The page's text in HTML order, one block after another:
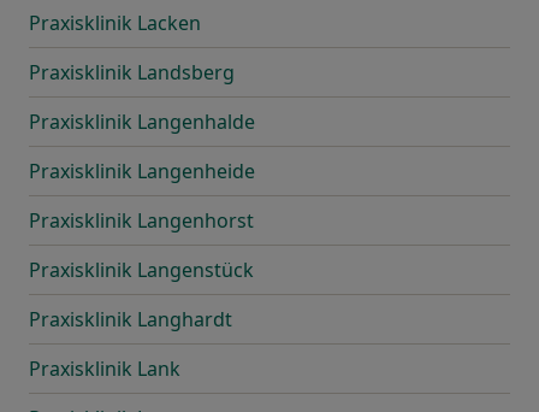
Praxisklinik Lacken
Praxisklinik Landsberg
Praxisklinik Langenhalde
Praxisklinik Langenheide
Praxisklinik Langenhorst
Praxisklinik Langenstück
Praxisklinik Langhardt
Praxisklinik Lank